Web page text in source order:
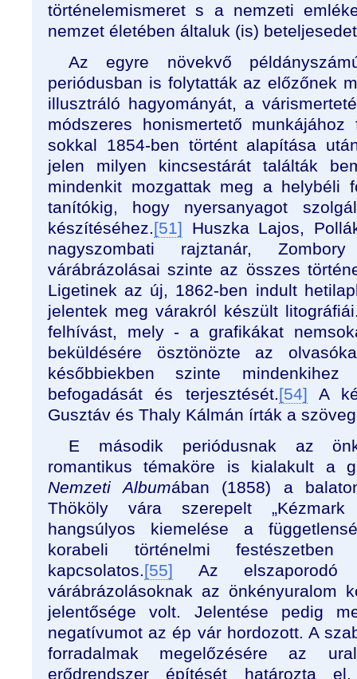
történelemismeret s a nemzeti
nemzet életében általuk (is)
Az egyre növekvő
periódusban is folytatták az előzőnek
illusztráló hagyományát, a
módszeres honismertető
sokkal 1854-ben történt alapítása
jelen milyen kincsestárát találták
mindenkit mozgattak meg a helybéli
tanítókig, hogy nyersanyagot
készítéséhez.[51] Huszka Lajos,
nagyszombati rajztanár,
várábrázolásai szinte az összes
Ligetinek az új, 1862-ben indult
jelentek meg várakról készült
felhívást, mely - a grafikákat
beküldésére ösztönözte az
későbbiekben szinte
befogadását és terjesztését.[54] A
Gusztáv és Thaly Kálmán írták a
E második periódusnak az
romantikus témaköre is kialakult a
Nemzeti Albumában (1858) a
Thököly vára szerepelt
hangsúlyos kiemelése a
korabeli történelmi festészetben
kapcsolatos.[55] Az elszaporodó
várábrázolásoknak az önkényuralom
jelentősége volt. Jelentése pedig
negatívumot az ép vár hordozott. A
forradalmak megelőzésére az
erődrendszer építését határozta